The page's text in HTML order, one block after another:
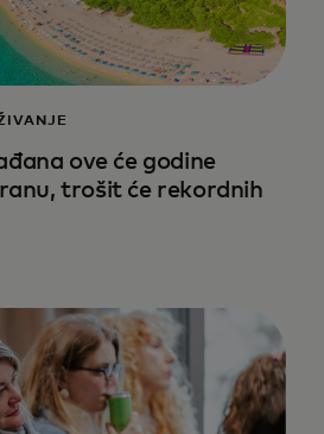
ove će godine
trošit će rekordnih
in a new tab